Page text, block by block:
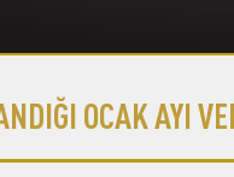
OCAK AYI